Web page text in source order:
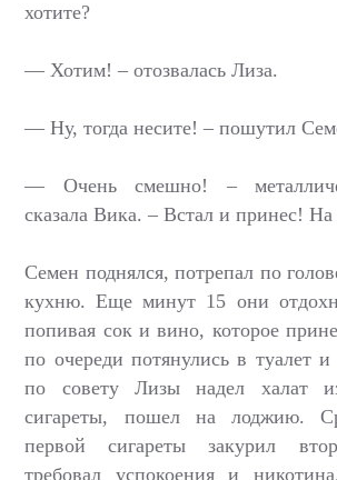
хотите?
— Хотим! – отозвалась Лиза.
— Ну, тогда несите! – пошутил
— Очень смешно! –
сказала Вика. – Встал и принес! На
Семен поднялся, потрепал по
кухню. Еще минут 15 они
попивая сок и вино, которое
по очереди потянулись в туалет
по совету Лизы надел халат
сигареты, пошел на лоджию.
первой сигареты закурил
требовал успокоения и